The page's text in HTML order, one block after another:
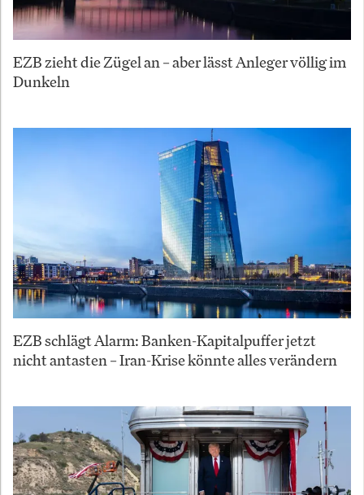
EZB zieht die Zügel an – aber lässt Anleger völlig im
Dunkeln
EZB schlägt Alarm: Banken-Kapitalpuffer jetzt
nicht antasten – Iran-Krise könnte alles verändern